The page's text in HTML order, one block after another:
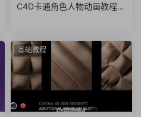
C4D卡通角色人物动画教程 T
D
基础教程